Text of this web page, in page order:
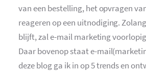
van een bestelling, het opvragen
reageren op een uitnodiging.
blijft, zal e-mail marketing
Daar bovenop staat e-
deze blog ga ik in op 5 trends en